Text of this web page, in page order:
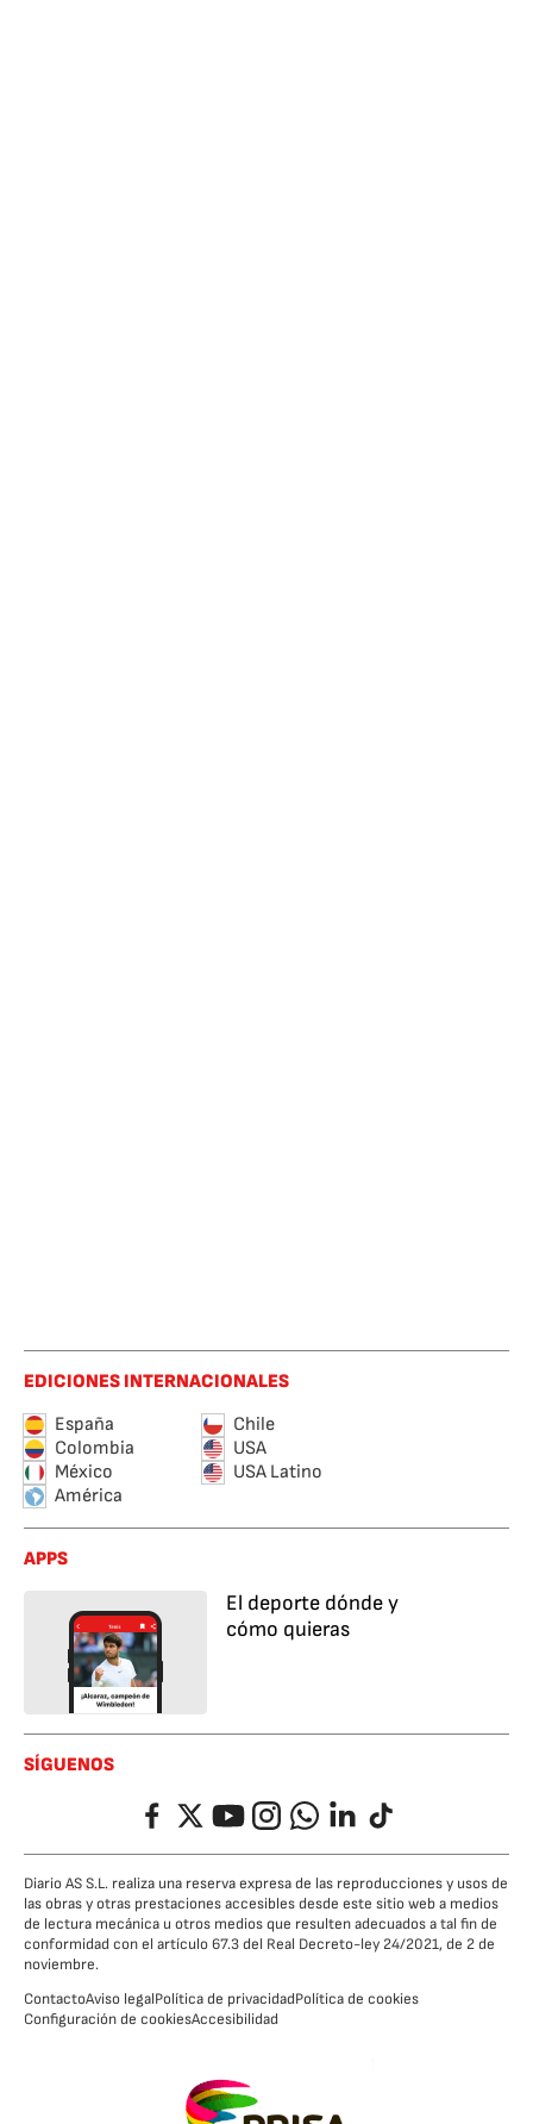
EDICIONES INTERNACIONALES
España
Chile
Colombia
USA
México
USA Latino
América
APPS
El deporte dónde y
cómo quieras
SÍGUENOS
FacebookTwitterYouTubeInstagramWhatsappLinkedIn
TikTok
Diario AS S.L. realiza una reserva expresa de las reproducciones y usos de
las obras y otras prestaciones accesibles desde este sitio web a medios
de lectura mecánica u otros medios que resulten adecuados a tal fin de
conformidad con el artículo 67.3 del Real Decreto-ley 24/2021, de 2 de
noviembre.
ContactoAviso legalPolítica de privacidadPolítica de cookies
Configuración de cookiesAccesibilidad